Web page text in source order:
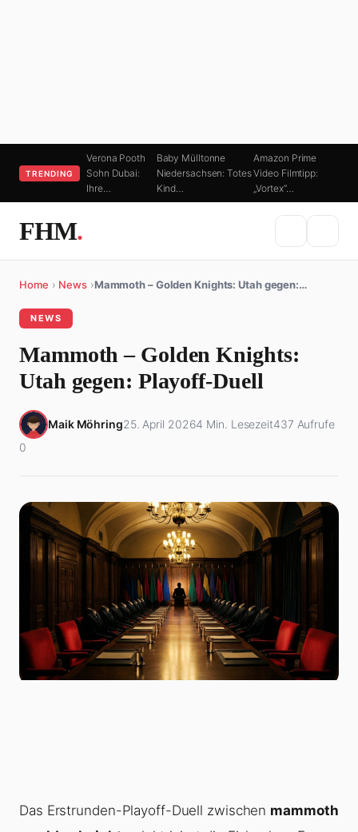
TRENDING
Verona Pooth
Sohn Dubai:
Ihre…
Baby Mülltonne
Niedersachsen: Totes
Kind…
Amazon Prime
Video Filmtipp:
„Vortex“…
FHM.
Home › News ›Mammoth – Golden Knights: Utah gegen:…
NEWS
Mammoth – Golden Knights:
Utah gegen: Playoff-Duell
Maik Möhring25. April 20264 Min. Lesezeit437 Aufrufe
0
Das Erstrunden-Playoff-Duell zwischen mammoth